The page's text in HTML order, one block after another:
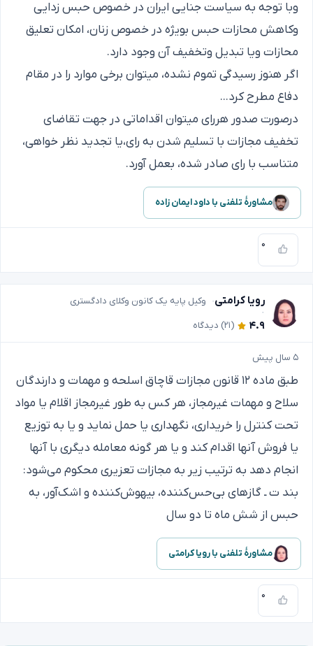
وبا توجه به سیاست جنایی ایران در خصوص حبس زدایی
وکاهش محازات حبس بویژه در خصوص زنان، امکان تعلیق
محازات ویا تبدیل وتخفیف آن وجود دارد.
اگر هنوز رسیدگی تموم نشده، میتوان برخی موارد را در مقام
دفاع مطرح کرد...
درصورت صدور هررای میتوان اقداماتی در جهت تقاضای
تخفیف مجازات با تسلیم شدن به رای،یا تجدید نظر خواهی،
متناسب با رای صادر شده، بعمل آورد.
مشاورهٔ تلفنی با داود ایمان زاده
۰
رویا کرامتی وکیل پایه یک کانون وکلای دادگستری
۴.۹ (۲۱) دیدگاه
۵ سال پیش
طبق ماده ۱۲ قانون مجازات قاچاق اسلحه و مهمات و دارندگان
سلاح و مهمات غیرمجاز، هر کس به طور غیرمجاز اقلام یا مواد
تحت کنترل را خریداری، نگهداری یا حمل نماید و یا به توزیع
یا فروش آنها اقدام کند و یا هر گونه معامله دیگری با آنها
انجام دهد به ترتیب زیر به مجازات تعزیری محکوم می‌شود:
بند ت ـ گازهای بی‌حس‌کننده، بیهوش‌کننده و اشک‌آور، به
حبس از شش ماه تا دو سال
مشاورهٔ تلفنی با رویا کرامتی
۰